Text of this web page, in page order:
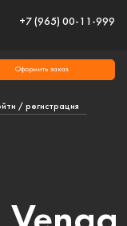
+7 (965) 00-11-999
/ регистрация
Оформить заказ